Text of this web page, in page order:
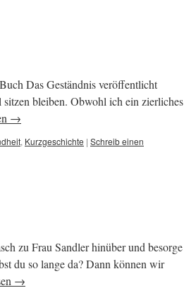
Das Geständnis veröffentlicht
bleiben. Obwohl ich ein zierliches
→
, Kurzgeschichte | Schreib einen
zu Frau Sandler hinüber und besorge
du so lange da? Dann können wir
→